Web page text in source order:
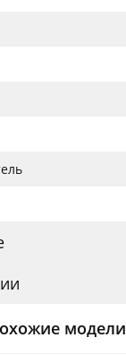
модели